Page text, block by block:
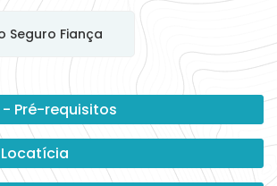
Seguro Fiança
Pré-requisitos